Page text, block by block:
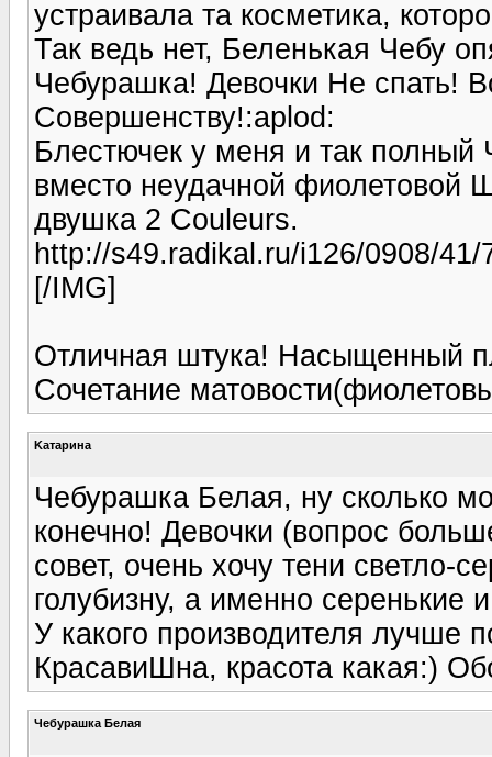
устраивала та косметика,
Так ведь нет, Беленькая Чебу
Чебурашка! Девочки Не спать!
Совершенству!:aplod:
Блестючек у меня и так
вместо неудачной фиолетовой
двушка 2 Couleurs.
http://s49.radikal.ru/i126/0908/
[/IMG]
Отличная штука! Насыщенный
Сочетание
Kатарина
Чебурашка Белая, ну сколько
конечно! Девочки (вопрос
совет, очень хочу тени светло-
голубизну, а именно серенькие
У какого производителя лучше
КрасавиШна, красота какая:)
Чебурашка Белая